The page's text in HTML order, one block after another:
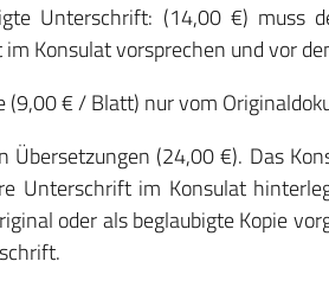
Unterschrift: (14,00 €) muss
Konsulat vorsprechen und vor
(9,00 € / Blatt) nur vom
Übersetzungen (24,00 €). Das
Unterschrift im Konsulat
oder als beglaubigte Kopie